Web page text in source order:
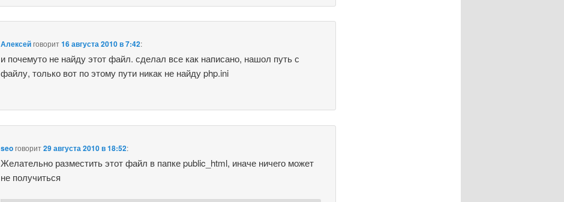
Алексейговорит16 августа 2010 в 7:42:
и почемуто не найду этот файл. сделал все как написано, нашол путь с
файлу, только вот по этому пути никак не найду php.ini
seoговорит29 августа 2010 в 18:52:
Желательно разместить этот файл в папке public_html, иначе ничего может
не получиться